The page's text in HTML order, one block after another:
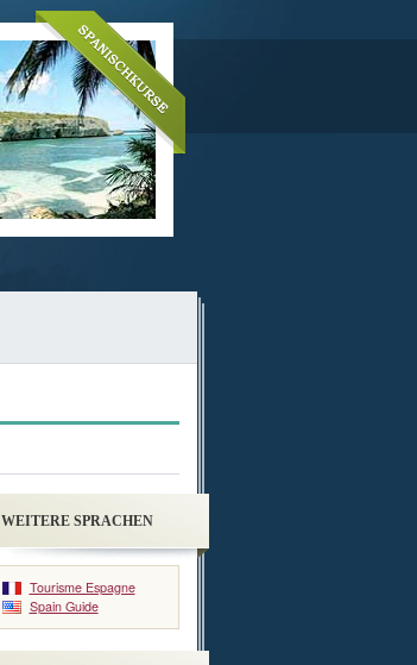
WEITERE SPRACHEN
Tourisme Espagne
Spain Guide